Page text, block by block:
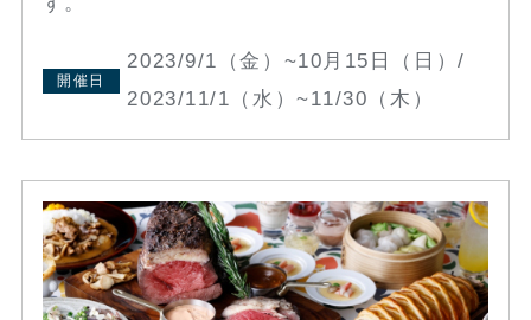
開催日
2023/9/1（金）~10月15日（日）/
2023/11/1（水）~11/30（木）